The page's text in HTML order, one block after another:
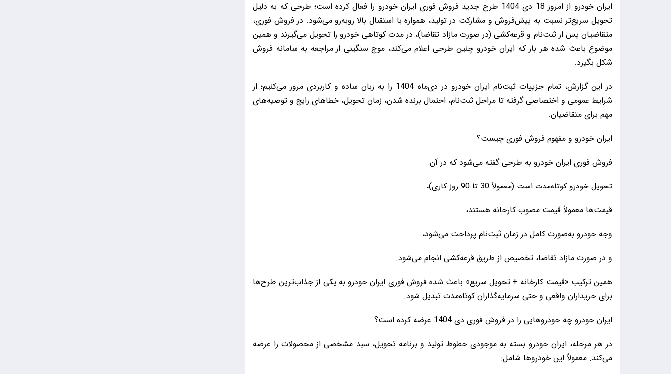
ایران خودرو از امروز 18 دی 1404 طرح جدید فروش فوری ایران خودرو را فعال کرده است؛ طرحی که به دلیل
تحویل سریع‌تر نسبت به پیش‌فروش و مشارکت در تولید، همواره با استقبال بالا روبه‌رو می‌شود. در فروش فوری،
متقاضیان پس از ثبت‌نام و قرعه‌کشی (در صورت مازاد تقاضا)، در مدت کوتاهی خودرو را تحویل می‌گیرند و همین
موضوع باعث شده هر بار که ایران خودرو چنین طرحی اعلام می‌کند، موج سنگینی از مراجعه به سامانه فروش
شکل بگیرد.
در این گزارش، تمام جزییات ثبت‌نام ایران خودرو در دی‌ماه 1404 را به زبان ساده و کاربردی مرور می‌کنیم؛ از
شرایط عمومی و اختصاصی گرفته تا مراحل ثبت‌نام، احتمال برنده شدن، زمان تحویل، خطاهای رایج و توصیه‌های
مهم برای متقاضیان.
ایران خودرو و مفهوم فروش فوری چیست؟
فروش فوری ایران خودرو به طرحی گفته می‌شود که در آن:
تحویل خودرو کوتاه‌مدت است (معمولاً 30 تا 90 روز کاری)،
قیمت‌ها معمولاً قیمت مصوب کارخانه هستند،
وجه خودرو به‌صورت کامل در زمان ثبت‌نام پرداخت می‌شود،
و در صورت مازاد تقاضا، تخصیص از طریق قرعه‌کشی انجام می‌شود.
همین ترکیب «قیمت کارخانه + تحویل سریع» باعث شده فروش فوری ایران خودرو به یکی از جذاب‌ترین طرح‌ها
برای خریداران واقعی و حتی سرمایه‌گذاران کوتاه‌مدت تبدیل شود.
ایران خودرو چه خودروهایی را در فروش فوری دی 1404 عرضه کرده است؟
در هر مرحله، ایران خودرو بسته به موجودی خطوط تولید و برنامه تحویل، سبد مشخصی از محصولات را عرضه
می‌کند. معمولاً این خودروها شامل: